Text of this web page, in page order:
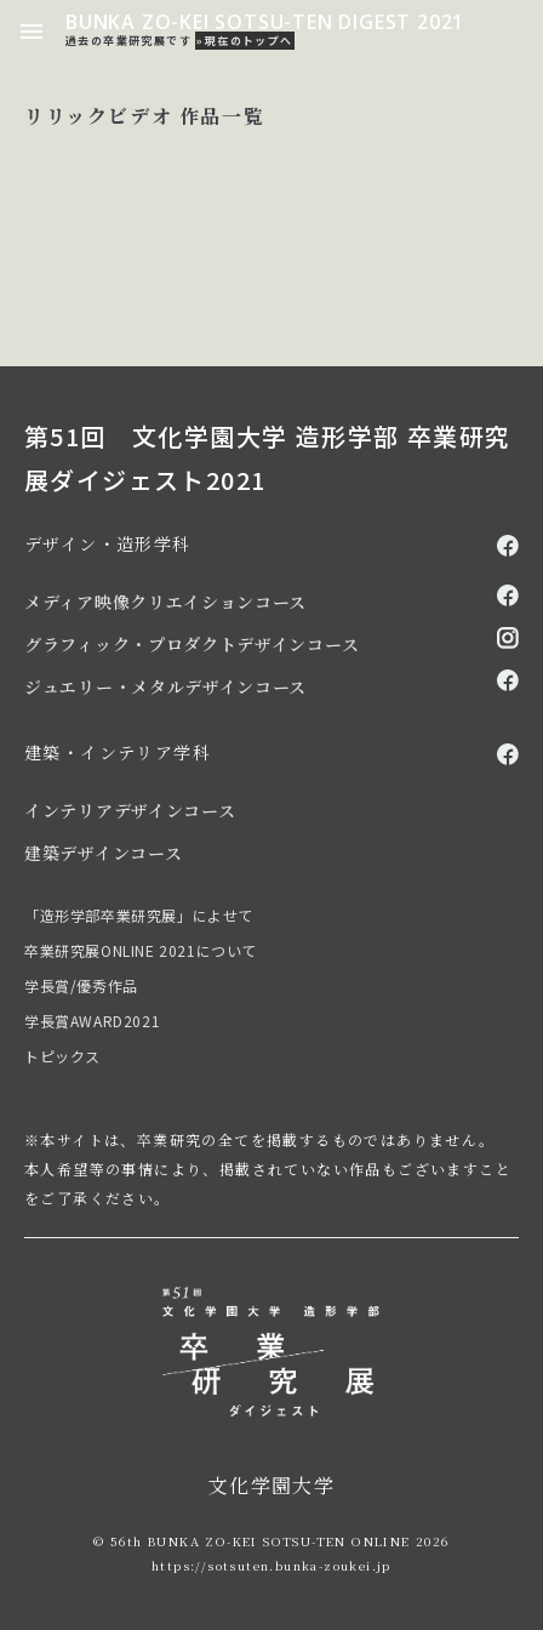
BUNKA ZO-KEI SOTSU-TEN DIGEST 2021
過去の卒業研究展です »現在のトップへ
リリックビデオ 作品一覧
第51回 文化学園大学 造形学部 卒業研究
展ダイジェスト2021
デザイン・造形学科
メディア映像クリエイションコース
グラフィック・プロダクトデザインコース
ジュエリー・メタルデザインコース
建築・インテリア学科
インテリアデザインコース
建築デザインコース
「造形学部卒業研究展」によせて
卒業研究展ONLINE 2021について
学長賞/優秀作品
学長賞AWARD2021
トピックス
※本サイトは、卒業研究の全てを掲載するものではありません。
本人希望等の事情により、掲載されていない作品もございますこと
をご了承ください。
文化学園大学
© 56th BUNKA ZO-KEI SOTSU-TEN ONLINE 2026
https://sotsuten.bunka-zoukei.jp